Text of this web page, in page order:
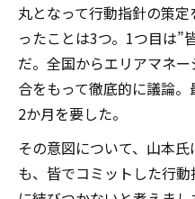
丸となって行動指針の策
ったことは3つ。1つ目は”
だ。全国からエリアマネ
合をもって徹底的に議論
2か月を要した。
その意図について、山本
も、皆でコミットした行